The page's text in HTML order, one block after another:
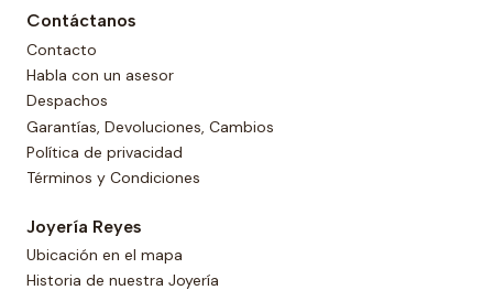
Contáctanos
Contacto
Habla con un asesor
Despachos
Garantías, Devoluciones, Cambios
Política de privacidad
Términos y Condiciones
Joyería Reyes
Ubicación en el mapa
Historia de nuestra Joyería